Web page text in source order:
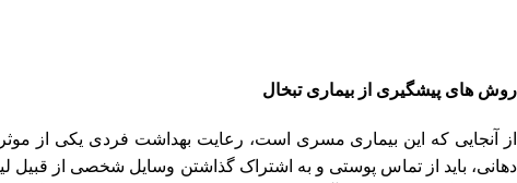
روش های پیشگیری از بیماری تبخال
از آنجایی که این بیماری مسری است، رعایت بهداشت فردی یکی از
دهانی، باید از تماس پوستی و به اشتراک گذاشتن وسایل شخصی از قبیل